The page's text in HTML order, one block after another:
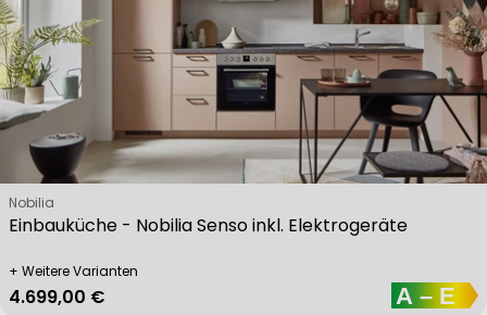
Einbauküche - Nobilia Senso inkl. Elektrogeräte
Verkäufer:
Nobilia
+ Weitere Varianten
Regulärer Preis
4.699,00 €